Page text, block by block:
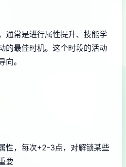
通常是进行属性提升、技能学
的最佳时机。这个时段的活动
。
性，每次+2-3点，对解锁某些
要